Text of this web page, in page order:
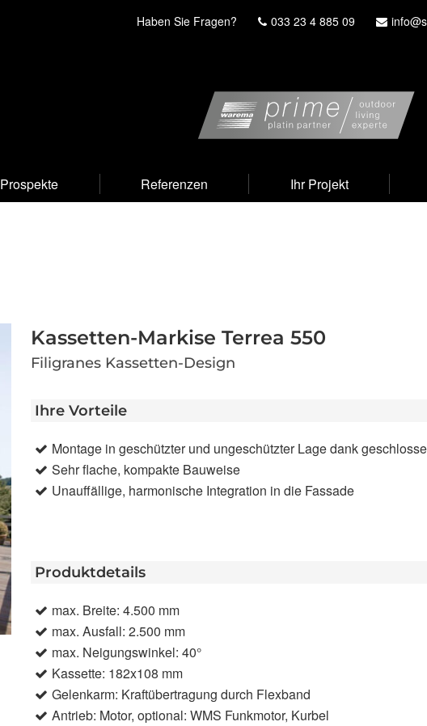
Haben Sie Fragen? 033 23 4 885 09
Prospekte Referenzen Ihr Projekt
Kassetten-Markise Terrea 550
Filigranes Kassetten-Design
Ihre Vorteile
Montage in geschützter und ungeschützter Lage dank
Sehr flache, kompakte Bauweise
Unauffällige, harmonische Integration in die Fassade
Produktdetails
max. Breite: 4.500 mm
max. Ausfall: 2.500 mm
max. Neigungswinkel: 40°
Kassette: 182x108 mm
Gelenkarm: Kraftübertragung durch Flexband
Antrieb: Motor, optional: WMS Funkmotor, Kurbel